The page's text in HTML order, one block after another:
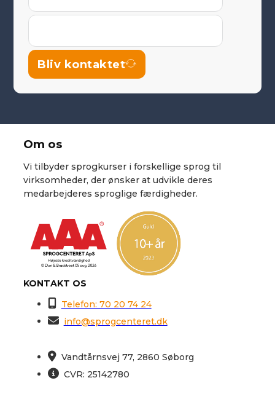
Bliv kontaktet
Om os
Vi tilbyder sprogkurser i forskellige sprog til
virksomheder, der ønsker at udvikle deres
medarbejderes sproglige færdigheder.
KONTAKT OS
Telefon: 70 20 74 24
info@sprogcenteret.dk
Vandtårnsvej 77, 2860 Søborg
CVR: 25142780